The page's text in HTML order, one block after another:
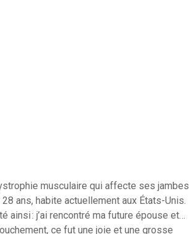
musculaire qui affecte ses jambes
ans, habite actuellement aux États-Unis.
ainsi : j’ai rencontré ma future épouse et…
ce fut une joie et une grosse